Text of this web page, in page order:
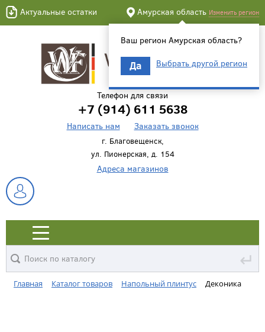
Актуальные остатки Амурская область Изменить регион
Ваш регион Амурская область?
Да Выбрать другой регион
Телефон для связи
+7 (914) 611 5638
Написать нам Заказать звонок
г. Благовещенск,
ул. Пионерская, д. 154
Адреса магазинов
↵
Главная Каталог товаров Напольный плинтус Деконика